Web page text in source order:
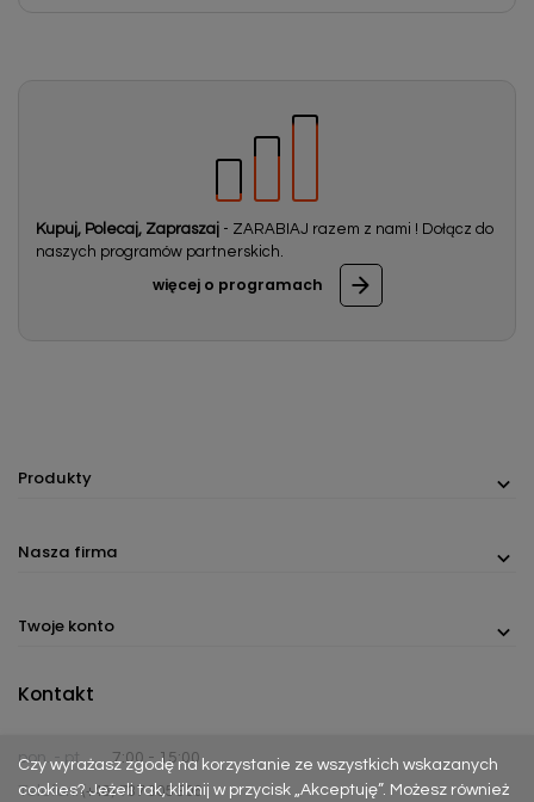
Kupuj, Polecaj, Zapraszaj - ZARABIAJ razem z nami ! Dołącz do
naszych programów partnerskich.
więcej o programach
Produkty
Nasza firma
Twoje konto
Czy wyrażasz zgodę na korzystanie ze wszystkich wskazanych
cookies? Jeżeli tak, kliknij w przycisk „Akceptuję”. Możesz również
Kontakt
pon. - pt.
7:00 - 15:00
Telefon:(+48) 737 305 306